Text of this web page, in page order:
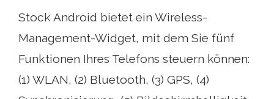
Stock Android bietet ein Wireless-
Management-Widget, mit dem Sie fünf
Funktionen Ihres Telefons steuern können:
(1) WLAN, (2) Bluetooth, (3) GPS, (4)